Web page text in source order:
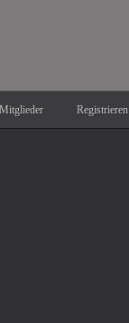
Mitglieder Registrieren